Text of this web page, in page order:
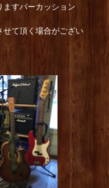
すパーカッション
て頂く場合がござい